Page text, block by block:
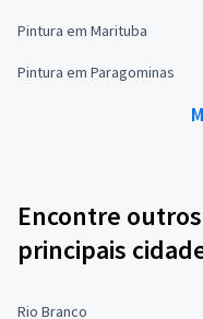
Pintura em Marituba
Pintura em Paragominas
Encontre
principais
Rio Branco